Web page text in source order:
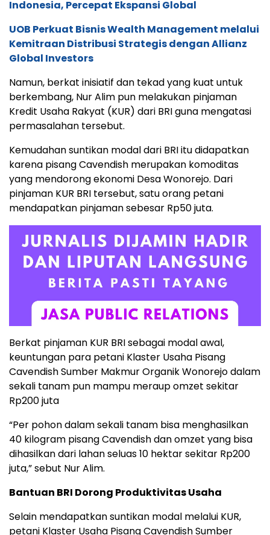
Indonesia, Percepat Ekspansi Global
UOB Perkuat Bisnis Wealth Management melalui
Kemitraan Distribusi Strategis dengan Allianz
Global Investors
Namun, berkat inisiatif dan tekad yang kuat untuk
berkembang, Nur Alim pun melakukan pinjaman
Kredit Usaha Rakyat (KUR) dari BRI guna mengatasi
permasalahan tersebut.
Kemudahan suntikan modal dari BRI itu didapatkan
karena pisang Cavendish merupakan komoditas
yang mendorong ekonomi Desa Wonorejo. Dari
pinjaman KUR BRI tersebut, satu orang petani
mendapatkan pinjaman sebesar Rp50 juta.
Berkat pinjaman KUR BRI sebagai modal awal,
keuntungan para petani Klaster Usaha Pisang
Cavendish Sumber Makmur Organik Wonorejo dalam
sekali tanam pun mampu meraup omzet sekitar
Rp200 juta
“Per pohon dalam sekali tanam bisa menghasilkan
40 kilogram pisang Cavendish dan omzet yang bisa
dihasilkan dari lahan seluas 10 hektar sekitar Rp200
juta,” sebut Nur Alim.
Bantuan BRI Dorong Produktivitas Usaha
Selain mendapatkan suntikan modal melalui KUR,
petani Klaster Usaha Pisang Cavendish Sumber